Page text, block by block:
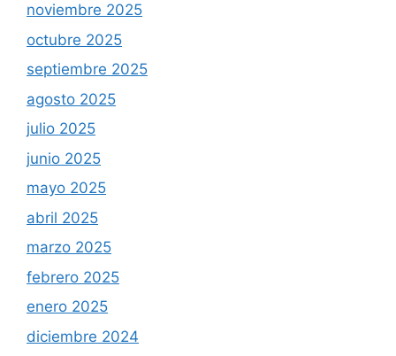
noviembre 2025
octubre 2025
septiembre 2025
agosto 2025
julio 2025
junio 2025
mayo 2025
abril 2025
marzo 2025
febrero 2025
enero 2025
diciembre 2024